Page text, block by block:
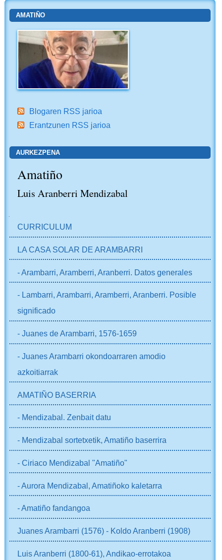
AMATIÑO
Blogaren RSS jarioa
Erantzunen RSS jarioa
AURKEZPENA
Amatiño
Luis Aranberri Mendizabal
CURRICULUM
LA CASA SOLAR DE ARAMBARRI
- Arambarri, Aramberri, Aranberri. Datos generales
- Lambarri, Arambarri, Aramberri, Aranberri. Posible
significado
- Juanes de Arambarri, 1576-1659
- Juanes Arambarri okondoarraren amodio
azkoitiarrak
AMATIÑO BASERRIA
- Mendizabal. Zenbait datu
- Mendizabal sortetxetik, Amatiño baserrira
- Ciriaco Mendizabal "Amatiño"
- Aurora Mendizabal, Amatiñoko kaletarra
- Amatiño fandangoa
Juanes Arambarri (1576) - Koldo Aranberri (1908)
Luis Aranberri (1800-61), Andikao-errotakoa